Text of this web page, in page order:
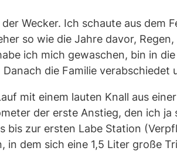
Wecker. Ich schaute aus
so wie die Jahre davor,
ich mich gewaschen, bin in
die Familie
mit einem lauten Knall aus
der erste Anstieg, den ich
bis zur ersten Labe Station
in dem sich eine 1,5 Liter große